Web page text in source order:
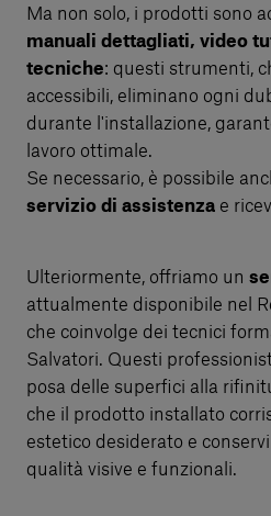
Ma non solo, i prodotti sono
manuali dettagliati, video
tecniche: questi strumenti,
accessibili, eliminano ogni
durante l'installazione,
lavoro ottimale.
Se necessario, è possibile
servizio di assistenza e
Ulteriormente, offriamo un
attualmente disponibile nel
che coinvolge dei tecnici
Salvatori. Questi
posa delle superfici alla
che il prodotto installato
estetico desiderato e
qualità visive e funzionali.